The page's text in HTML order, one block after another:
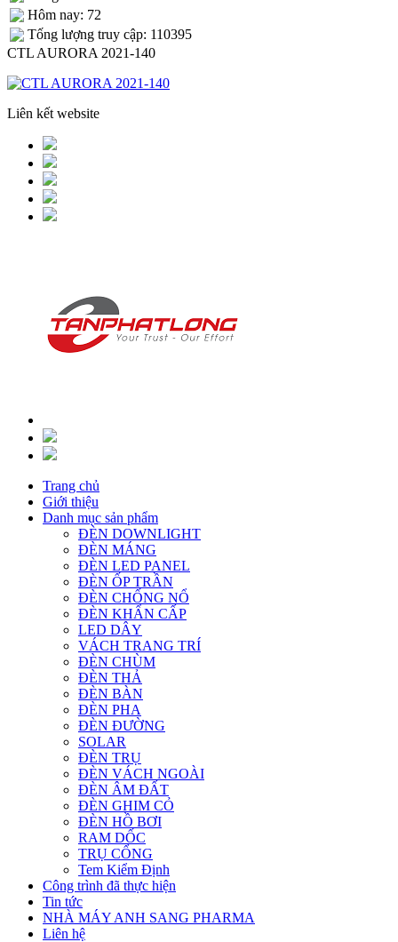
Hôm nay: 72
Tống lượng truy cập: 110395
CTL AURORA 2021-140
Liên kết website
Trang chủ
Giới thiệu
Danh mục sản phẩm
ĐÈN DOWNLIGHT
ĐÈN MÁNG
ĐÈN LED PANEL
ĐÈN ỐP TRẦN
ĐÈN CHỐNG NỔ
ĐÈN KHẨN CẤP
LED DÂY
VÁCH TRANG TRÍ
ĐÈN CHÙM
ĐÈN THẢ
ĐÈN BÀN
ĐÈN PHA
ĐÈN ĐƯỜNG
SOLAR
ĐÈN TRỤ
ĐÈN VÁCH NGOÀI
ĐÈN ÂM ĐẤT
ĐÈN GHIM CỎ
ĐÈN HỒ BƠI
RAM DỐC
TRỤ CỔNG
Tem Kiểm Định
Công trình đã thực hiện
Tin tức
NHÀ MÁY ANH SANG PHARMA
Liên hệ